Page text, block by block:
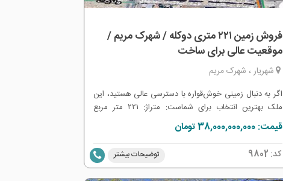
فروش زمین ۲۲۱ متری دوکله / شهرک مریم /
موقعیت عالی برای ساخت
شهریار ، شهرک مریم
اگر به دنبال زمینی خوش‌قواره با دسترسی عالی هستید، این
ملک بهترین انتخاب برای شماست: متراژ: ۲۲۱ متر مربع
لوکیشن: شهرک مریم، ورودی طالقانی (دسترسی سریع و
آسان) مشخصات فنی: دوکله (نورگیر عالی از دو جهت) بر
ملک: ۹ متر (مناسب برای طراحی نقشه‌های مهندسی و
پارکینگ‌دهی بهینه) وضعیت: آماده برای اخذ جواز و شروع
قیمت: 38,000,000,000 تومان
کد: 9802 توضیحات بیشتر